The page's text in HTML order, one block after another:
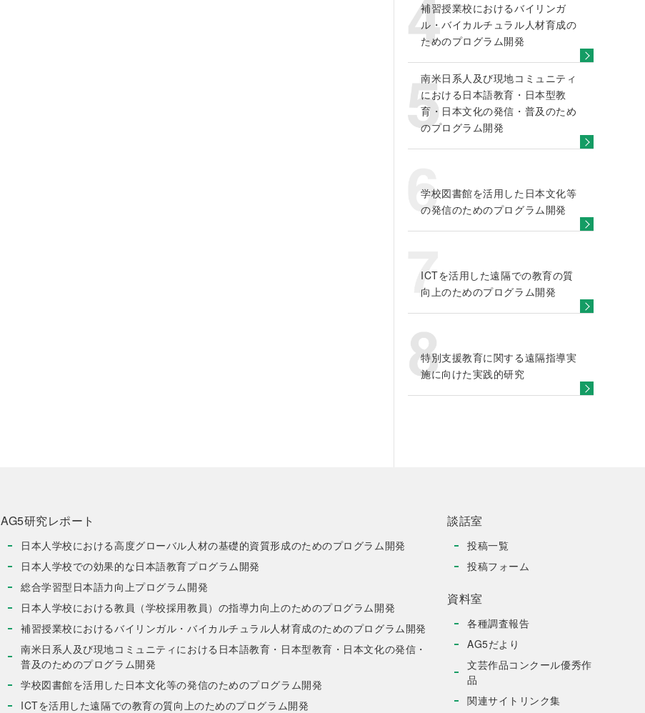
補習授業校におけるバイリンガ
ル・バイカルチュラル人材育成の
ためのプログラム開発
南米日系人及び現地コミュニティ
における日本語教育・日本型教
育・日本文化の発信・普及のため
のプログラム開発
学校図書館を活用した日本文化等
の発信のためのプログラム開発
ICTを活用した遠隔での教育の質
向上のためのプログラム開発
特別支援教育に関する遠隔指導実
施に向けた実践的研究
AG5研究レポート
日本人学校における高度グローバル人材の基礎的資質形成のためのプログラム開発
日本人学校での効果的な日本語教育プログラム開発
総合学習型日本語力向上プログラム開発
日本人学校における教員（学校採用教員）の指導力向上のためのプログラム開発
補習授業校におけるバイリンガル・バイカルチュラル人材育成のためのプログラム開発
南米日系人及び現地コミュニティにおける日本語教育・日本型教育・日本文化の発信・
普及のためのプログラム開発
学校図書館を活用した日本文化等の発信のためのプログラム開発
ICTを活用した遠隔での教育の質向上のためのプログラム開発
談話室
投稿一覧
投稿フォーム
資料室
各種調査報告
AG5だより
文芸作品コンクール優秀作
品
関連サイトリンク集